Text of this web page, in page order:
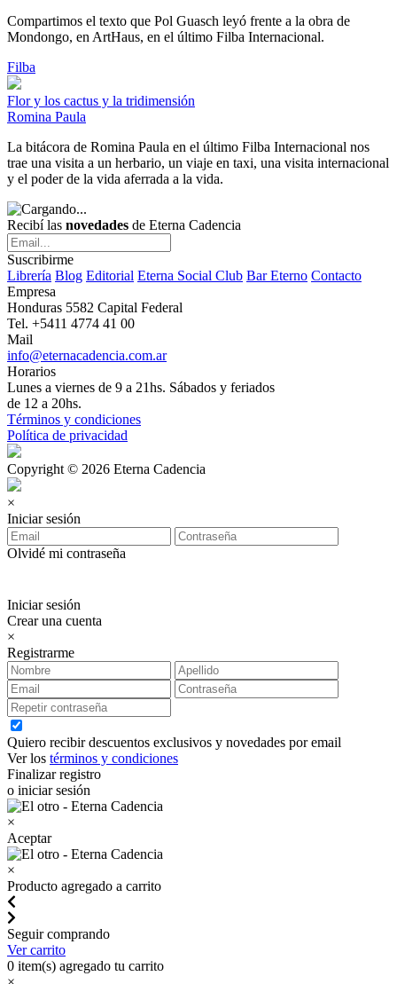
Compartimos el texto que Pol Guasch leyó frente a la obra de
Mondongo, en ArtHaus, en el último Filba Internacional.
Filba
Flor y los cactus y la tridimensión
Romina Paula
La bitácora de Romina Paula en el último Filba Internacional nos
trae una visita a un herbario, un viaje en taxi, una visita internacional
y el poder de la vida aferrada a la vida.
Recibí las novedades de Eterna Cadencia
Suscribirme
Librería Blog Editorial Eterna Social Club Bar Eterno Contacto
Empresa
Honduras 5582 Capital Federal
Tel. +5411 4774 41 00
Mail
info@eternacadencia.com.ar
Horarios
Lunes a viernes de 9 a 21hs. Sábados y feriados
de 12 a 20hs.
Términos y condiciones
Política de privacidad
Copyright © 2026 Eterna Cadencia
×
Iniciar sesión
Olvidé mi contraseña
Iniciar sesión
Crear una cuenta
×
Registrarme
Quiero recibir descuentos exclusivos y novedades por email
Ver los términos y condiciones
Finalizar registro
o iniciar sesión
×
Aceptar
×
Producto agregado a carrito
Seguir comprando
Ver carrito
0 item(s) agregado tu carrito